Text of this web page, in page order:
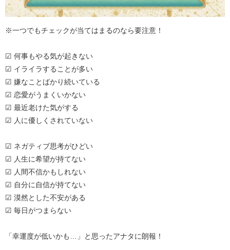
※一つでもチェックが当てはまるのなら要注意！
☑ 何事もやる気が起きない
☑ イライラすることが多い
☑ 嫌なことばかり続いている
☑ 恋愛がうまくいかない
☑ 最近老けた気がする
☑ 人に優しくされていない
☑ ネガティブ思考がひどい
☑ 人生に希望が持てない
☑ 人間不信かもしれない
☑ 自分に自信が持てない
☑ 漠然とした不安がある
☑ 毎日がつまらない
「幸運度が低いかも…」と思ったアナタに朗報！